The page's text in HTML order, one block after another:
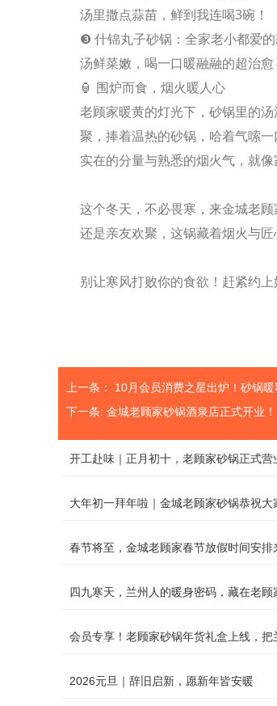
汤里撒点蒜苗，鲜到我连喝3碗！
❸ 什锦丸子砂锅：全家老小都爱
汤鲜菜嫩，喝一口暖融融的超治愈
🏮 围炉而食，烟火暖人心
老顾家暖黄的灯光下，砂锅里的
聚，捧着温热的砂锅，哈着气嗦
实在的分量与熟悉的烟火气，就
这个冬天，不必畏寒，来金城老
还是亲友欢聚，这锅藏着烟火与
别让寒风打败你的食欲！赶紧约
上一条： 10月会员消费之星出炉！砂锅
下一条: 金城老顾家砂锅酒泉店正式开业！
开工赴味｜正月初十，老顾家砂锅正式营
大年初一拜年啦｜金城老顾家砂锅恭祝大
春节将至，金城老顾家春节放假时间安排
四九寒天，兰州人的暖身密码，藏在老顾
会员专享！老顾家砂锅年货礼盒上线，把
2026元旦｜辞旧启新，愿新年皆安暖